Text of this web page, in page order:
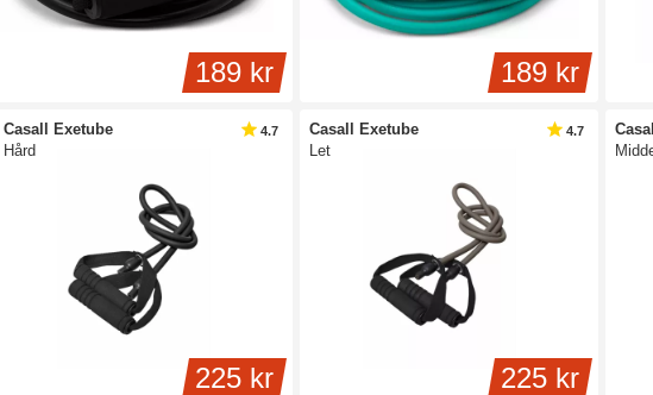
189 kr 189 kr
Casall Exetube
Hård
225 kr
4.7
Casall Exetube
Let
225 kr
4.7